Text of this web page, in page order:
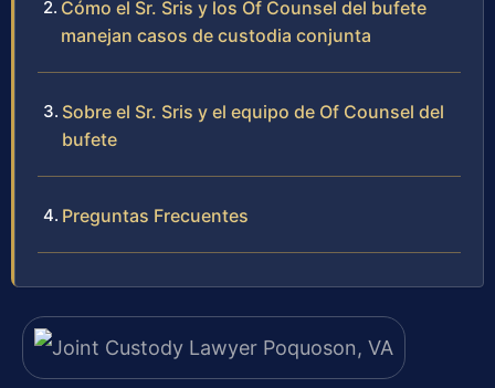
Cómo el Sr. Sris y los Of Counsel del bufete
manejan casos de custodia conjunta
Sobre el Sr. Sris y el equipo de Of Counsel del
bufete
Preguntas Frecuentes